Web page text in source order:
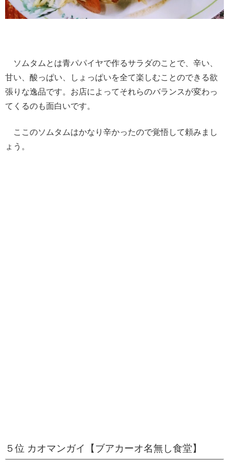
ソムタムとは青パパイヤで作るサラダのことで、辛い、
甘い、酸っぱい、しょっぱいを全て楽しむことのできる欲
張りな逸品です。お店によってそれらのバランスが変わっ
てくるのも面白いです。
ここのソムタムはかなり辛かったので覚悟して頼みまし
ょう。
５位 カオマンガイ【ブアカーオ名無し食堂】